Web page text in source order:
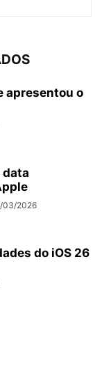
apresentou o
data
03/2026
do iOS 26